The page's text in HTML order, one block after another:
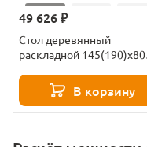
49 626 ₽
Стол деревянный
раскладной 145(190)x80
дерево 620599В корзину